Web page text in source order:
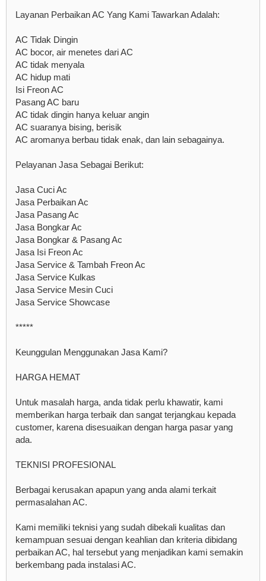
Layanan Perbaikan AC Yang Kami Tawarkan Adalah:
AC Tidak Dingin
AC bocor, air menetes dari AC
AC tidak menyala
AC hidup mati
Isi Freon AC
Pasang AC baru
AC tidak dingin hanya keluar angin
AC suaranya bising, berisik
AC aromanya berbau tidak enak, dan lain sebagainya.
Pelayanan Jasa Sebagai Berikut:
Jasa Cuci Ac
Jasa Perbaikan Ac
Jasa Pasang Ac
Jasa Bongkar Ac
Jasa Bongkar & Pasang Ac
Jasa Isi Freon Ac
Jasa Service & Tambah Freon Ac
Jasa Service Kulkas
Jasa Service Mesin Cuci
Jasa Service Showcase
*****
Keunggulan Menggunakan Jasa Kami?
HARGA HEMAT
Untuk masalah harga, anda tidak perlu khawatir, kami
memberikan harga terbaik dan sangat terjangkau kepada
customer, karena disesuaikan dengan harga pasar yang
ada.
TEKNISI PROFESIONAL
Berbagai kerusakan apapun yang anda alami terkait
permasalahan AC.
Kami memiliki teknisi yang sudah dibekali kualitas dan
kemampuan sesuai dengan keahlian dan kriteria dibidang
perbaikan AC, hal tersebut yang menjadikan kami semakin
berkembang pada instalasi AC.